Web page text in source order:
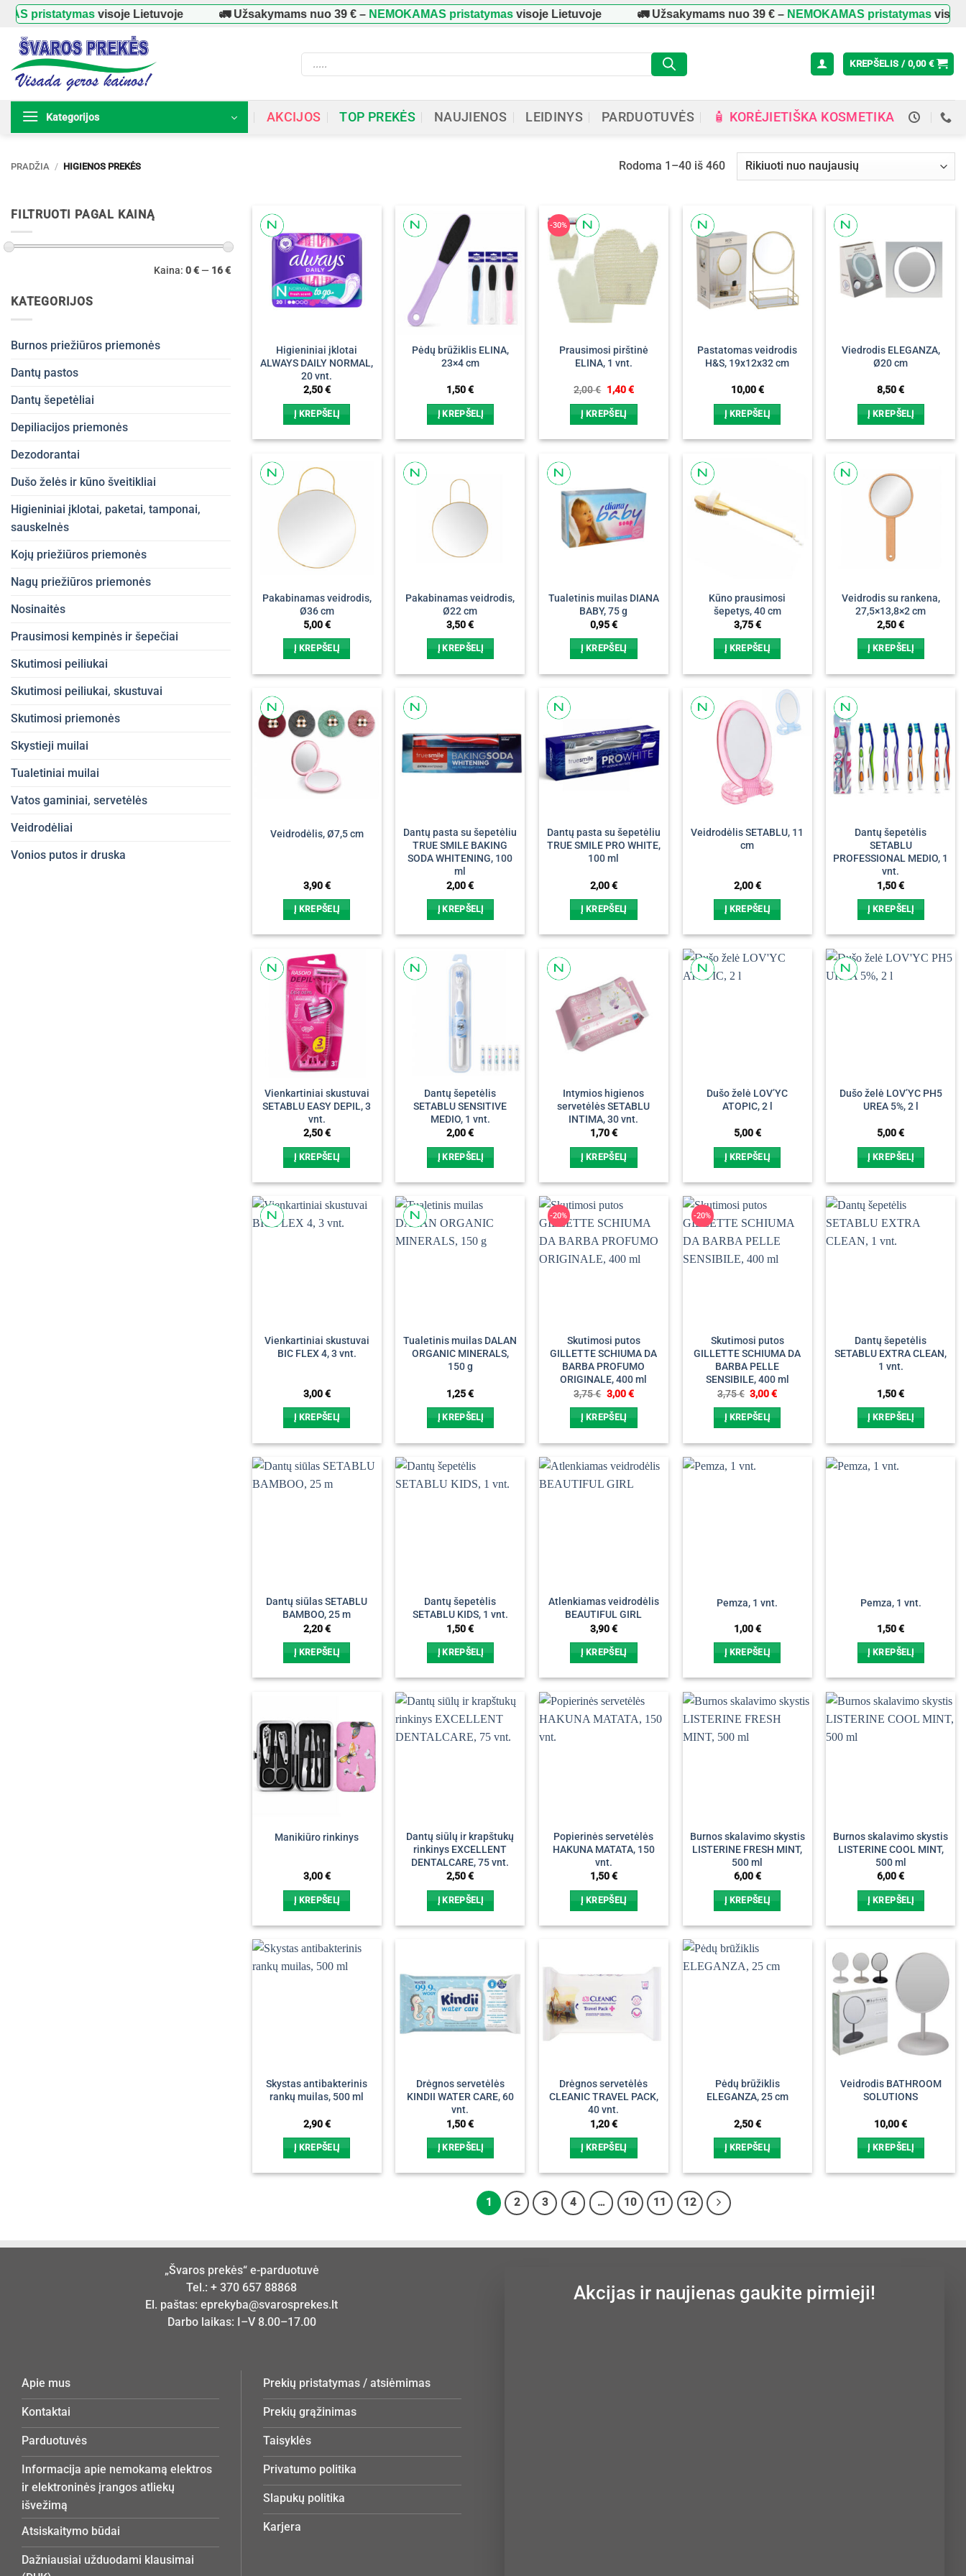
Skip
content
visoje Lietuvoje 🚛 Užsakymams nuo39 €–NEMOKAMAS pristatymasvisoje Lietuvoje 🚛 Užsakymams nuo39 €–NEMOKAMAS pristatymasvisoje
Products
search
KREPŠELIS / 0,00 €
Kategorijos AKCIJOS TOP PREKĖS NAUJIENOS LEIDINYS PARDUOTUVĖS 🧴 KORĖJIETIŠKA KOSMETIKA
PRADŽIA / HIGIENOS PREKĖS Rodoma 1–40 iš 460Rūšiuojama
pagal
FILTRUOTI PAGAL KAINĄ
Kaina: 0 €— 16 €
KATEGORIJOS
Burnos priežiūros priemonės
Dantų pastos
Dantų šepetėliai
Depiliacijos priemonės
Dezodorantai
Dušo želės ir kūno šveitikliai
Higieniniai įklotai, paketai, tamponai,
sauskelnės
Kojų priežiūros priemonės
Nagų priežiūros priemonės
Nosinaitės
Prausimosi kempinės ir šepečiai
Skutimosi peiliukai
Skutimosi peiliukai, skustuvai
Skutimosi priemonės
Skystieji muilai
Tualetiniai muilai
Vatos gaminiai, servetėlės
Veidrodėliai
Vonios putos ir druska
Higieniniai įklotai
ALWAYS DAILY NORMAL,
20 vnt.
2,50€
Į KREPŠELĮ
Pėdų brūžiklis ELINA,
23×4 cm
1,50€
Į KREPŠELĮ
-30%
Prausimosi pirštinė
ELINA, 1 vnt.
2,00€ Original
was:
2,00 €.
1,40€Current
Į KREPŠELĮ
Pastatomas veidrodis
H&S, 19x12x32 cm
10,00€
Į KREPŠELĮ
Viedrodis ELEGANZA,
Ø20 cm
8,50€
Į KREPŠELĮ
Pakabinamas veidrodis,
Ø36 cm
5,00€
Į KREPŠELĮ
Pakabinamas veidrodis,
Ø22 cm
3,50€
Į KREPŠELĮ
Tualetinis muilas DIANA
BABY, 75 g
0,95€
Į KREPŠELĮ
Kūno prausimosi
šepetys, 40 cm
3,75€
Į KREPŠELĮ
Veidrodis su rankena,
27,5×13,8×2 cm
2,50€
Į KREPŠELĮ
Veidrodėlis, Ø7,5 cm
3,90€
Į KREPŠELĮ
Dantų pasta su šepetėliu
TRUE SMILE BAKING
SODA WHITENING, 100
ml
2,00€
Į KREPŠELĮ
Dantų pasta su šepetėliu
TRUE SMILE PRO WHITE,
100 ml
2,00€
Į KREPŠELĮ
Veidrodėlis SETABLU, 11
cm
2,00€
Į KREPŠELĮ
Dantų šepetėlis
SETABLU
PROFESSIONAL MEDIO, 1
vnt.
1,50€
Į KREPŠELĮ
Vienkartiniai skustuvai
SETABLU EASY DEPIL, 3
vnt.
2,50€
Į KREPŠELĮ
Dantų šepetėlis
SETABLU SENSITIVE
MEDIO, 1 vnt.
2,00€
Į KREPŠELĮ
Intymios higienos
servetėlės SETABLU
INTIMA, 30 vnt.
1,70€
Į KREPŠELĮ
Dušo želė LOV’YC
ATOPIC, 2 l
5,00€
Į KREPŠELĮ
Dušo želė LOV’YC PH5
UREA 5%, 2 l
5,00€
Į KREPŠELĮ
Vienkartiniai skustuvai
BIC FLEX 4, 3 vnt.
3,00€
Į KREPŠELĮ
Tualetinis muilas DALAN
ORGANIC MINERALS,
150 g
1,25€
Į KREPŠELĮ
-20%
Skutimosi putos
GILLETTE SCHIUMA DA
BARBA PROFUMO
ORIGINALE, 400 ml
3,75€ Original
was:
3,75 €.
3,00€Current
Į KREPŠELĮ
-20%
Skutimosi putos
GILLETTE SCHIUMA DA
BARBA PELLE
SENSIBILE, 400 ml
3,75€ Original
was:
3,75 €.
3,00€Current
Į KREPŠELĮ
Dantų šepetėlis
SETABLU EXTRA CLEAN,
1 vnt.
1,50€
Į KREPŠELĮ
Dantų siūlas SETABLU
BAMBOO, 25 m
2,20€
Į KREPŠELĮ
Dantų šepetėlis
SETABLU KIDS, 1 vnt.
1,50€
Į KREPŠELĮ
Atlenkiamas veidrodėlis
BEAUTIFUL GIRL
3,90€
Į KREPŠELĮ
Pemza, 1 vnt.
1,00€
Į KREPŠELĮ
Pemza, 1 vnt.
1,50€
Į KREPŠELĮ
Manikiūro rinkinys
3,00€
Į KREPŠELĮ
Dantų siūlų ir krapštukų
rinkinys EXCELLENT
DENTALCARE, 75 vnt.
2,50€
Į KREPŠELĮ
Popierinės servetėlės
HAKUNA MATATA, 150
vnt.
1,50€
Į KREPŠELĮ
Burnos skalavimo skystis
LISTERINE FRESH MINT,
500 ml
6,00€
Į KREPŠELĮ
Burnos skalavimo skystis
LISTERINE COOL MINT,
500 ml
6,00€
Į KREPŠELĮ
Skystas antibakterinis
rankų muilas, 500 ml
2,90€
Į KREPŠELĮ
Drėgnos servetėlės
KINDII WATER CARE, 60
vnt.
1,50€
Į KREPŠELĮ
Drėgnos servetėlės
CLEANIC TRAVEL PACK,
40 vnt.
1,20€
Į KREPŠELĮ
Pėdų brūžiklis
ELEGANZA, 25 cm
2,50€
Į KREPŠELĮ
Veidrodis BATHROOM
SOLUTIONS
10,00€
Į KREPŠELĮ
1 2 3 4 … 10 11 12
„Švaros prekės“ e-parduotuvė
Tel.: + 370 657 88868
El. paštas: eprekyba@svarosprekes.lt
Darbo laikas: I–V 8.00–17.00
Apie mus
Kontaktai
Parduotuvės
Informacija apie nemokamą elektros
ir elektroninės įrangos atliekų
išvežimą
Atsiskaitymo būdai
Dažniausiai užduodami klausimai
Prekių pristatymas / atsiėmimas
Prekių grąžinimas
Taisyklės
Privatumo politika
Slapukų politika
Karjera
Akcijas ir naujienas gaukite pirmieji!